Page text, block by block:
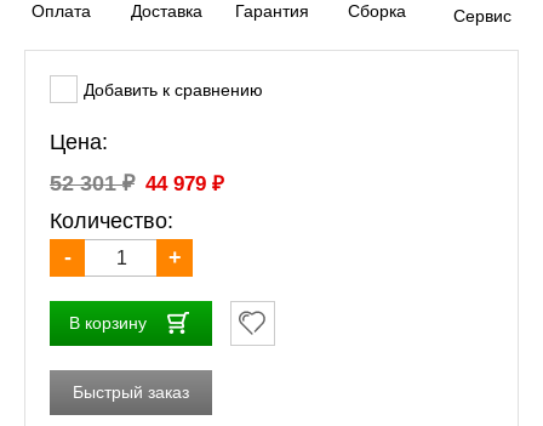
Оплата Доставка Гарантия Сборка Сервис
Добавить к сравнению
Цена:
52 301₽ 44 979 ₽
Количество:
-
+
В корзину
Быстрый заказ